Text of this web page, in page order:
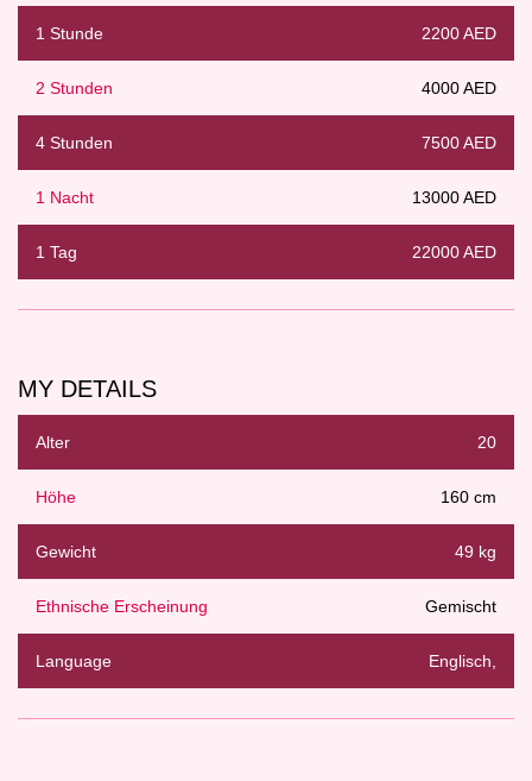
1 Stunde 2200 AED
2 Stunden 4000 AED
4 Stunden 7500 AED
1 Nacht 13000 AED
1 Tag 22000 AED
MY DETAILS
Alter 20
Höhe 160 cm
Gewicht 49 kg
Ethnische Erscheinung Gemischt
Language Englisch,